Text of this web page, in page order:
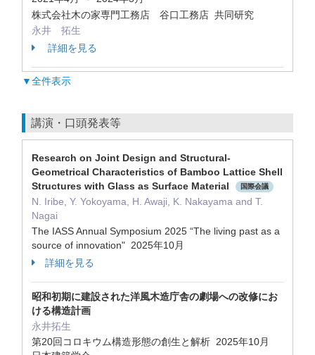
株式会社木の家専門工務店 谷口工務店 共同研究
永井 拓生
詳細を見る
▼全件表示
講演・口頭発表等
Research on Joint Design and Structural-
Geometrical Characteristics of Bamboo Lattice Shell
Structures with Glass as Surface Material
国際会議
N. Iribe, Y. Yokoyama, H. Awaji, K. Nakayama and T.
Nagai
The IASS Annual Symposium 2025 “The living past as a
source of innovation" 2025年10月
詳細を見る
昭和初期に建設された洋風木造庁舎の劇場への改修にお
ける構造計画
永井拓生
第20回コロキウム構造形態の創生と解析 2025年10月